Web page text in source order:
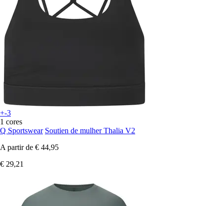
+-3
1 cores
Q Sportswear Soutien de mulher Thalia V2
A partir de € 44,95
€ 29,21